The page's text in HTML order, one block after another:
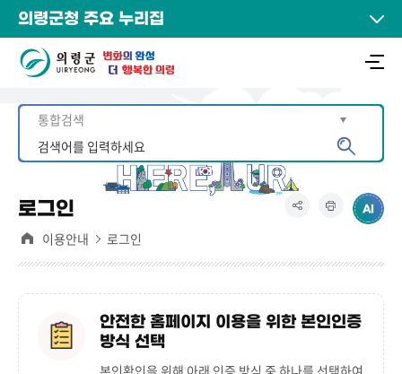
의령군청 주요 누리집
로그인
이용안내 로그인
안전한 홈페이지 이용을 위한 본인인증
방식 선택
본인확인을 위해 아래 인증 방식 중 하나를 선택하여